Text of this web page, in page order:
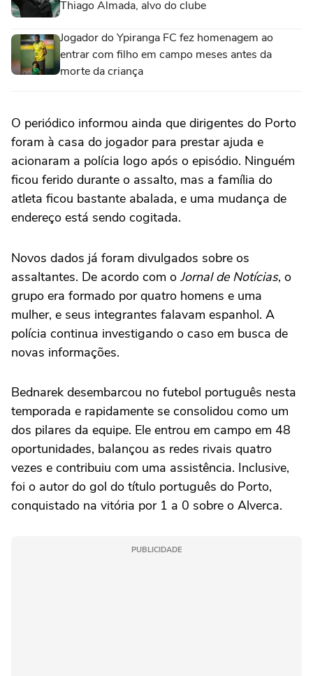
Thiago Almada, alvo do clube
Jogador do Ypiranga FC fez homenagem ao
entrar com filho em campo meses antes da
morte da criança
O periódico informou ainda que dirigentes do Porto
foram à casa do jogador para prestar ajuda e
acionaram a polícia logo após o episódio. Ninguém
ficou ferido durante o assalto, mas a família do
atleta ficou bastante abalada, e uma mudança de
endereço está sendo cogitada.
Novos dados já foram divulgados sobre os
assaltantes. De acordo com o Jornal de Notícias, o
grupo era formado por quatro homens e uma
mulher, e seus integrantes falavam espanhol. A
polícia continua investigando o caso em busca de
novas informações.
Bednarek desembarcou no futebol português nesta
temporada e rapidamente se consolidou como um
dos pilares da equipe. Ele entrou em campo em 48
oportunidades, balançou as redes rivais quatro
vezes e contribuiu com uma assistência. Inclusive,
foi o autor do gol do título português do Porto,
conquistado na vitória por 1 a 0 sobre o Alverca.
PUBLICIDADE